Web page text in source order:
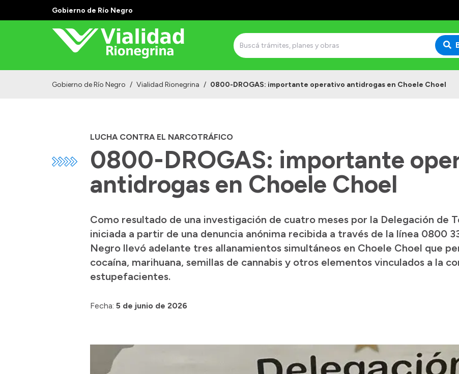
Gobierno de Río Negro
Gobierno de Río Negro / Vialidad Rionegrina / 0800-DROGAS: importante operativo antidrogas en Choele Choel
LUCHA CONTRA EL NARCOTRÁFICO
0800-DROGAS: importante
antidrogas en Choele Choel
Como resultado de una investigación de cuatro meses por la Delegación de
iniciada a partir de una denuncia anónima recibida a través de la línea 0800
Negro llevó adelante tres allanamientos simultáneos en Choele Choel que
cocaína, marihuana, semillas de cannabis y otros elementos vinculados a la
estupefacientes.
Fecha: 5 de junio de 2026